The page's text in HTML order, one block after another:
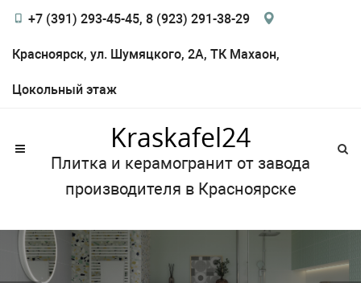
+7 (391) 293-45-45, 8 (923) 291-38-29
Красноярск, ул. Шумяцкого, 2А, ТК Махаон,
Цокольный этаж
Kraskafel24
Плитка и керамогранит от завода
производителя в Красноярске